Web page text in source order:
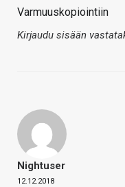
Varmuuskopiointiin
Kirjaudu sisään
Nightuser
12.12.2018